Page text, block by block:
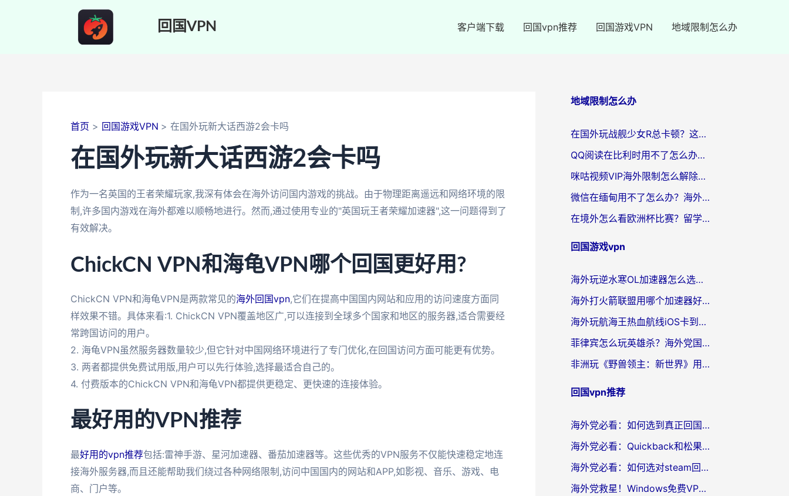
回国VPN 客户端下载 回国vpn推荐 回国游戏VPN 地域限制怎么办
首页 回国游戏VPN 在国外玩新大话西游2会卡吗
在国外玩新大话西游2会卡吗
作为一名英国的王者荣耀玩家,我深有体会在海外访问国内游戏的挑战。由于物理距离遥远和网络环境的限
制,许多国内游戏在海外都难以顺畅地进行。然而,通过使用专业的"英国玩王者荣耀加速器",这一问题得到了
有效解决。
ChickCN VPN和海龟VPN哪个回国更好用?
ChickCN VPN和海龟VPN是两款常见的海外回国vpn,它们在提高中国国内网站和应用的访问速度方面同
样效果不错。具体来看:1. ChickCN VPN覆盖地区广,可以连接到全球多个国家和地区的服务器,适合需要经
常跨国访问的用户。
2. 海龟VPN虽然服务器数量较少,但它针对中国网络环境进行了专门优化,在回国访问方面可能更有优势。
3. 两者都提供免费试用版,用户可以先行体验,选择最适合自己的。
4. 付费版本的ChickCN VPN和海龟VPN都提供更稳定、更快速的连接体验。
最好用的VPN推荐
最好用的vpn推荐包括:雷神手游、星河加速器、番茄加速器等。这些优秀的VPN服务不仅能快速稳定地连
接海外服务器,而且还能帮助我们绕过各种网络限制,访问中国国内的网站和APP,如影视、音乐、游戏、电
商、门户等。
地域限制怎么办
在国外玩战舰少女R总卡顿？这篇攻略帮你流畅开舰+解锁国内影音
QQ阅读在比利时用不了怎么办？海外党亲测的跨区上网解决方案
咪咕视频VIP海外限制怎么解除？海外党亲测有效的回国加速方案
微信在缅甸用不了怎么办？海外华人必看的回国加速全攻略
在境外怎么看欧洲杯比赛？留学生亲测：用对回国加速器就能解决
回国游戏vpn
海外玩逆水寒OL加速器怎么选？老玩家亲测的避坑指南
海外打火箭联盟用哪个加速器好？2026实测指南帮你告别延迟卡顿
海外玩航海王热血航线iOS卡到崩溃？别慌，这篇指南解决你的国服游戏加速难题
菲律宾怎么玩英雄杀？海外党国服游戏畅玩指南（附延迟解决秘籍）
非洲玩《野兽领主：新世界》用什么加速器好？留学生亲测有效的解决方案
回国vpn推荐
海外党必看：如何选到真正回国好用的VPN？实测+避坑指南
海外党必看：Quickback和松果好用吗？3步教你选对回国加速器无缝刷国内资源
海外党必看：如何选对steam回国加速器？从踩坑到无缝访问国内资源的全攻略
海外党救星！Windows免费VPN下载+3步搞定国内资源无缝访问